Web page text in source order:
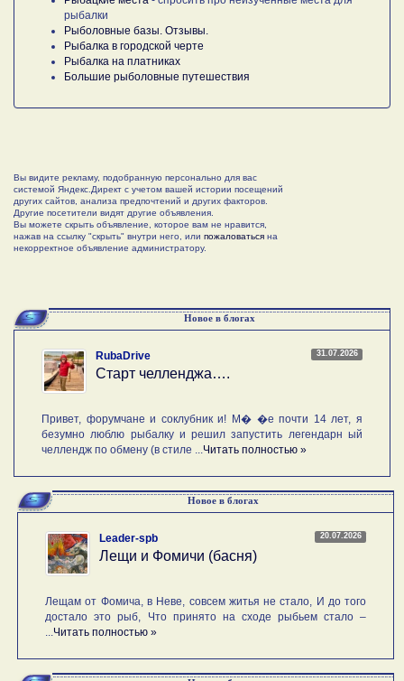
рыбалки
Рыболовные базы. Отзывы.
Рыбалка в городской черте
Рыбалка на платниках
Большие рыболовные путешествия
Вы видите рекламу, подобранную персонально для вас
системой Яндекс.Директ с учетом вашей истории посещений
других сайтов, анализа предпочтений и других факторов.
Другие посетители видят другие объявления.
Вы можете скрыть объявление, которое вам не нравится,
нажав на ссылку "скрыть" внутри него, или пожаловаться на
некорректное объявление администратору.
Новое в блогах
31.07.2026
RubaDrive
Старт челленджа….
Привет, форумчане и соклубник и! М� �е почти 14 лет, я
безумно люблю рыбалку и решил запустить легендарн ый
челлендж по обмену (в стиле ... Читать полностью »
Новое в блогах
20.07.2026
Leader-spb
Лещи и Фомичи (басня)
Лещам от Фомича, в Неве, совсем житья не стало, И до того
достало это рыб, Что принято на сходе рыбьем стало –
Читать полностью »